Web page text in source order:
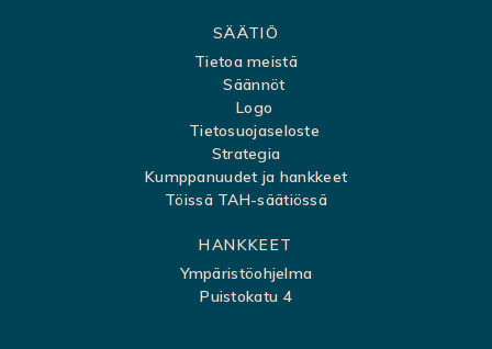
SÄÄTIÖ
Tietoa meistä
Säännöt
Logo
Tietosuojaseloste
Strategia
Kumppanuudet ja hankkeet
Töissä TAH-säätiössä
HANKKEET
Ympäristöohjelma
Puistokatu 4